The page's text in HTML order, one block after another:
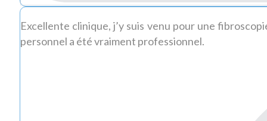
Excellente clinique, j’y suis venu pour une
personnel a été vraiment professionnel.